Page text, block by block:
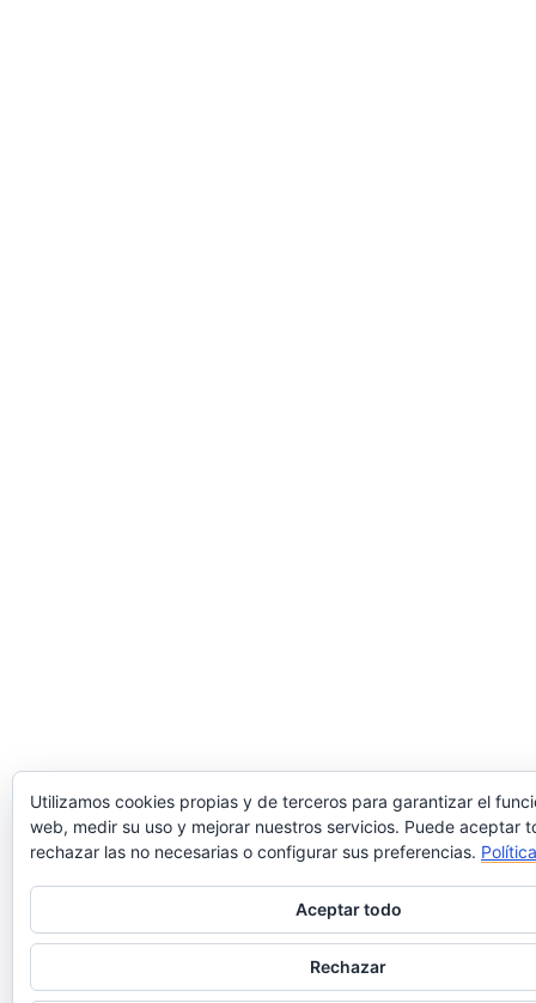
Utilizamos cookies propias y de terceros para garantizar el
web, medir su uso y mejorar nuestros servicios. Puede aceptar
rechazar las no necesarias o configurar sus preferencias.
Aceptar todo
Rechazar